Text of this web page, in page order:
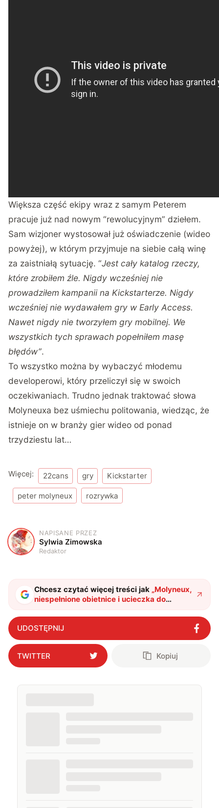
Większa część ekipy wraz z samym Peterem
pracuje już nad nowym “rewolucyjnym” dziełem.
Sam wizjoner wystosował już oświadczenie (wideo
powyżej), w którym przyjmuje na siebie całą winę
za zaistniałą sytuację. “Jest cały katalog rzeczy,
które zrobiłem źle. Nigdy wcześniej nie
prowadziłem kampanii na Kickstarterze. Nigdy
wcześniej nie wydawałem gry w Early Access.
Nawet nigdy nie tworzyłem gry mobilnej. We
wszystkich tych sprawach popełniłem masę
błędów”.
To wszystko można by wybaczyć młodemu
developerowi, który przeliczył się w swoich
oczekiwaniach. Trudno jednak traktować słowa
Molyneuxa bez uśmiechu politowania, wiedząc, że
istnieje on w branży gier wideo od ponad
trzydziestu lat…
Więcej: 22cans gry Kickstarter
peter molyneux rozrywka
S
NAPISANE PRZEZ
Sylwia Zimowska
Redaktor
Chcesz czytać więcej treści jak „Molyneux,
niespełnione obietnice i ucieczka do
nowego projektu"?
UDOSTĘPNIJ
TWITTER Kopiuj